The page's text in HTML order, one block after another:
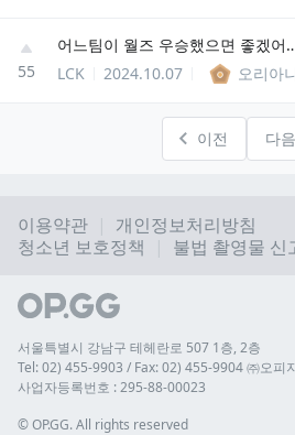
55
어느팀이 월즈
LCK
2024.10.07 오리아
이전 다음
이용약관
개인정보처리방침
청소년 보호정책
불법 촬영물 신
서울특별시 강남구 테헤란로 507 1층, 2층
Tel: 02) 455-9903 / Fax: 02) 455-9904 ㈜오피
사업자등록번호 : 295-88-00023
© OP.GG. All rights reserved